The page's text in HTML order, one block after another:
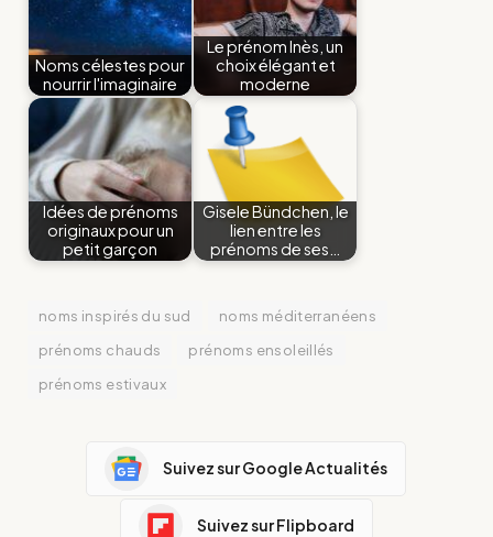
Noms célestes pour
nourrir l'imaginaire
Le prénom Inès, un
choix élégant et
moderne
Idées de prénoms
originaux pour un
petit garçon
Gisele Bündchen, le
lien entre les
prénoms de ses…
noms inspirés du sud
noms méditerranéens
prénoms chauds
prénoms ensoleillés
prénoms estivaux
Suivez sur Google Actualités
Suivez sur Flipboard